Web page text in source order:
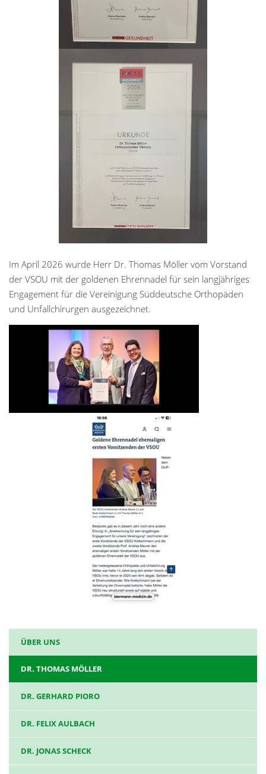
Im April 2026 wurde Herr Dr. Thomas Möller vom Vorstand
der VSOU mit der goldenen Ehrennadel für sein langjähriges
Engagement für die Vereinigung Süddeutsche Orthopäden
und Unfallchirurgen ausgezeichnet.
ÜBER UNS
DR. THOMAS MÖLLER
DR. GERHARD PIORO
DR. FELIX AULBACH
DR. JONAS SCHECK